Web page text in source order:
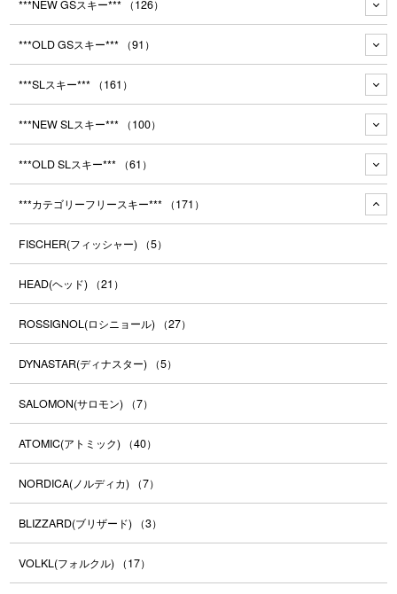
***NEW GSスキー*** （126）
***OLD GSスキー*** （91）
***SLスキー*** （161）
***NEW SLスキー*** （100）
***OLD SLスキー*** （61）
***カテゴリーフリースキー*** （171）
FISCHER(フィッシャー) （5）
HEAD(ヘッド) （21）
ROSSIGNOL(ロシニョール) （27）
DYNASTAR(ディナスター) （5）
SALOMON(サロモン) （7）
ATOMIC(アトミック) （40）
NORDICA(ノルディカ) （7）
BLIZZARD(ブリザード) （3）
VOLKL(フォルクル) （17）